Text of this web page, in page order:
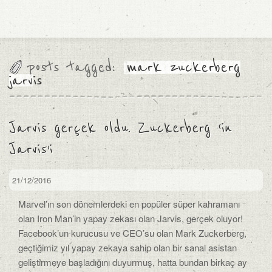
posts tagged: mark zuckerberg
jarvis
Jarvis gerçek oldu. Zuckerberg ‘in
Jarvis’i
21/12/2016
Marvel’ın son dönemlerdeki en popüler süper kahramanı
olan Iron Man’in yapay zekası olan Jarvis, gerçek oluyor!
Facebook’un kurucusu ve CEO’su olan Mark Zuckerberg,
geçtiğimiz yıl yapay zekaya sahip olan bir sanal asistan
geliştirmeye başladığını duyurmuş, hatta bundan birkaç ay